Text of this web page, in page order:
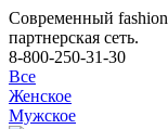
Современный
партнерская сеть.
8-800-250-31-30
Все
Женское
Мужское